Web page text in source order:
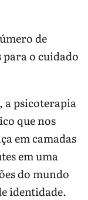
de
o cuidado
a psicoterapia
que nos
em camadas
em uma
do mundo
identidade.